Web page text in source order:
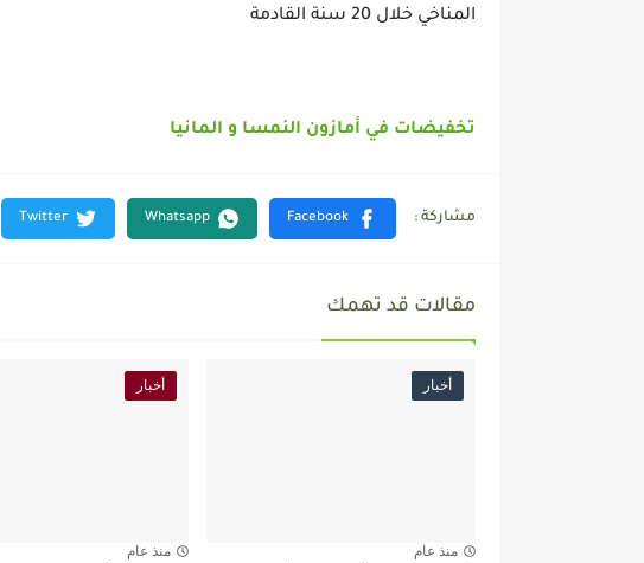
المناخي خلال 20 سنة القادمة
تخفيضات في أمازون النمسا و المانيا
مقالات قد تهمك
أخبار
منذ عام
أخبار
منذ عام